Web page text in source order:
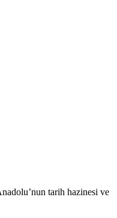
tarih hazinesi ve